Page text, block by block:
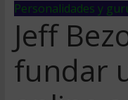
Personalidades y
Jeff
fundar